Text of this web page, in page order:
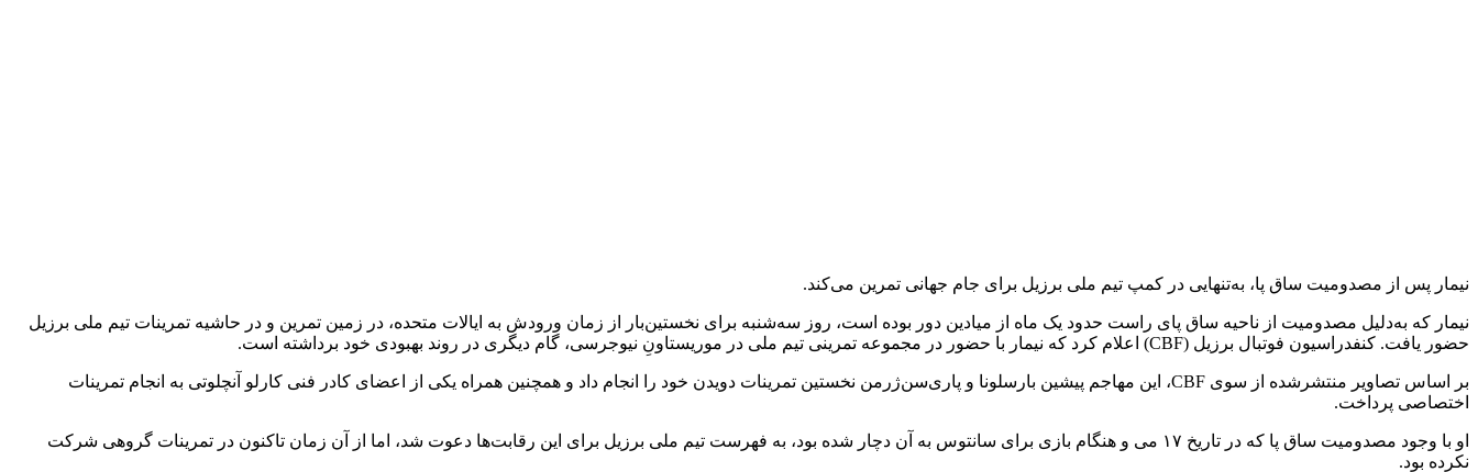
نیمار پس از مصدومیت ساق پا، به‌تنهایی در کمپ تیم ملی برزیل برای جام جهانی تمرین می‌کند.
نیمار که به‌دلیل مصدومیت از ناحیه ساق پای راست حدود یک ماه از میادین دور بوده است، روز سه‌شنبه برای نخستین‌بار از زمان ورودش به ایالات متحده، در زمین تمرین و در حاشیه تمرینات تیم ملی برزیل
حضور یافت. کنفدراسیون فوتبال برزیل (CBF) اعلام کرد که نیمار با حضور در مجموعه تمرینی تیم ملی در موریستاونِ نیوجرسی، گام دیگری در روند بهبودی خود برداشته است.
بر اساس تصاویر منتشرشده از سوی CBF، این مهاجم پیشین بارسلونا و پاری‌سن‌ژرمن نخستین تمرینات دویدن خود را انجام داد و همچنین همراه یکی از اعضای کادر فنی کارلو آنچلوتی به انجام تمرینات
اختصاصی پرداخت.
او با وجود مصدومیت ساق پا که در تاریخ ۱۷ می و هنگام بازی برای سانتوس به آن دچار شده بود، به فهرست تیم ملی برزیل برای این رقابت‌ها دعوت شد، اما از آن زمان تاکنون در تمرینات گروهی شرکت
نکرده بود.